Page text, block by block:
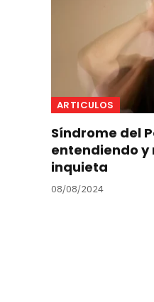
ARTICULOS
Síndrome del
entendiendo
inquieta
08/08/2024